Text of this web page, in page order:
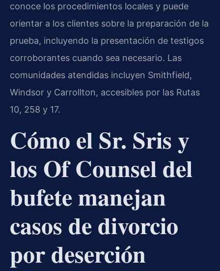
conoce los procedimientos locales y puede
orientar a los clientes sobre la preparación de la
prueba, incluyendo la presentación de testigos
corroborantes cuando sea necesario. Las
comunidades atendidas incluyen Smithfield,
Windsor y Carrollton, accesibles por las Rutas
10, 258 y 17.
Cómo el Sr. Sris y
los Of Counsel del
bufete manejan
casos de divorcio
por deserción